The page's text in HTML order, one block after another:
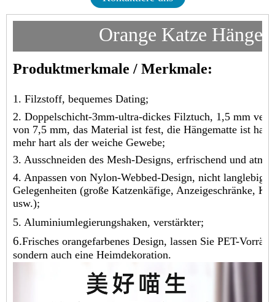
Orange Katze
Produktmerkmale / Merkmale:
1. Filzstoff, bequemes Dating;
2. Doppelschicht-3mm-ultra-dickes Filztuch, 1,5 mm
von 7,5 mm, das Material ist fest, die Hängematte ist
mehr hart als der weiche Gewebe;
3. Ausschneiden des Mesh-Designs, erfrischend und
4. Anpassen von Nylon-Webbed-Design, nicht langlebig,
Gelegenheiten (große Katzenkäfige, Anzeigeschränke,
usw.);
5. Aluminiumlegierungshaken, verstärkter;
6.Frisches orangefarbenes Design, lassen Sie PET-
sondern auch eine Heimdekoration.